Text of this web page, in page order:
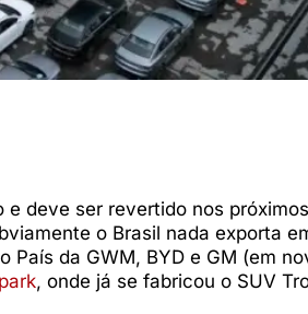
deve ser revertido nos
o Brasil nada exporta
da GWM, BYD e GM (em
, onde já se fabricou o SUV